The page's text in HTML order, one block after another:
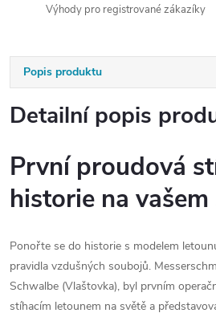
Výhody pro registrované zákazíky
Popis produktu
Detailní popis
První proudová
historie na
Ponořte se do historie s modelem
pravidla vzdušných soubojů.
Schwalbe (Vlaštovka), byl prvním
stíhacím letounem na světě a